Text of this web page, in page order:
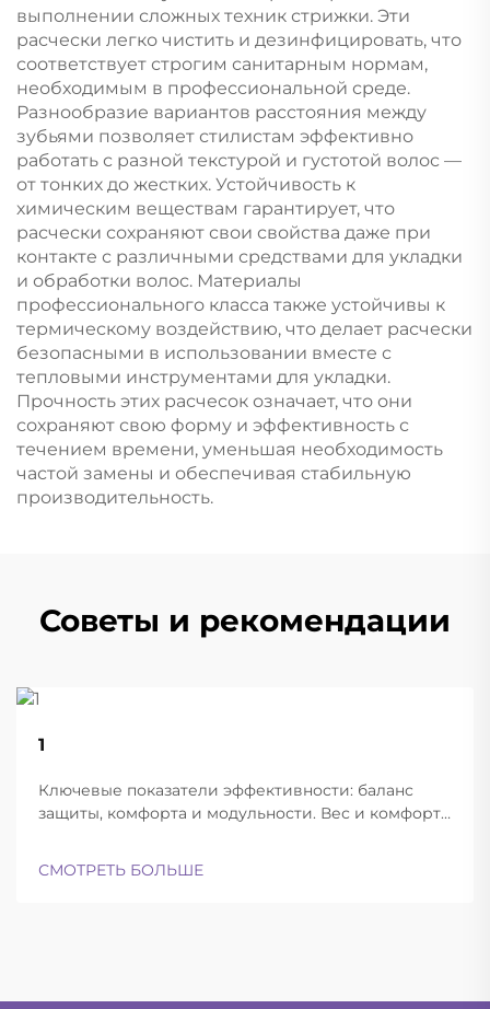
выполнении сложных техник стрижки. Эти
расчески легко чистить и дезинфицировать, что
соответствует строгим санитарным нормам,
необходимым в профессиональной среде.
Разнообразие вариантов расстояния между
зубьями позволяет стилистам эффективно
работать с разной текстурой и густотой волос —
от тонких до жестких. Устойчивость к
химическим веществам гарантирует, что
расчески сохраняют свои свойства даже при
контакте с различными средствами для укладки
и обработки волос. Материалы
профессионального класса также устойчивы к
термическому воздействию, что делает расчески
безопасными в использовании вместе с
тепловыми инструментами для укладки.
Прочность этих расчесок означает, что они
сохраняют свою форму и эффективность с
течением времени, уменьшая необходимость
частой замены и обеспечивая стабильную
производительность.
Советы и рекомендации
1
Ключевые показатели эффективности: баланс
защиты, комфорта и модульности. Вес и комфорт
шлемы успешно находят баланс между
СМОТРЕТЬ БОЛЬШЕ